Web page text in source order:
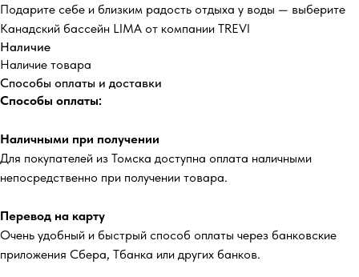
Подарите себе и близким радость отдыха у воды — выберите
Канадский бассейн LIMA от компании TREVI
Наличие
Наличие товара
Способы оплаты и доставки
Способы оплаты:
Наличными при получении
Для покупателей из Томска доступна оплата наличными
непосредственно при получении товара.
Перевод на карту
Очень удобный и быстрый способ оплаты через банковские
приложения Сбера, Тбанка или других банков.